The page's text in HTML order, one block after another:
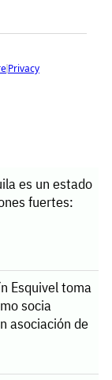
es un estado
fuertes:
Esquivel toma
socia
asociación de